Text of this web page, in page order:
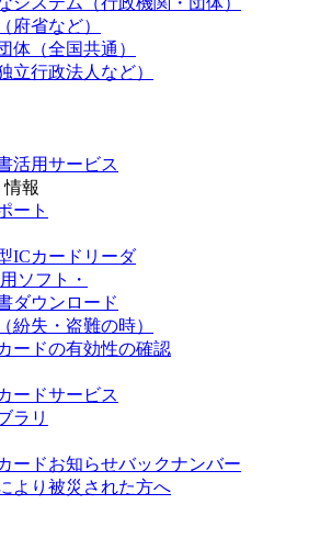
府省など）
体（全国共通）
立行政法人など）
活用サービス
報
ート
ICカードリーダ
ソフト・
ダウンロード
紛失・盗難の時）
ードの有効性の確認
ードサービス
ラリ
ードお知らせバックナンバー
より被災された方へ